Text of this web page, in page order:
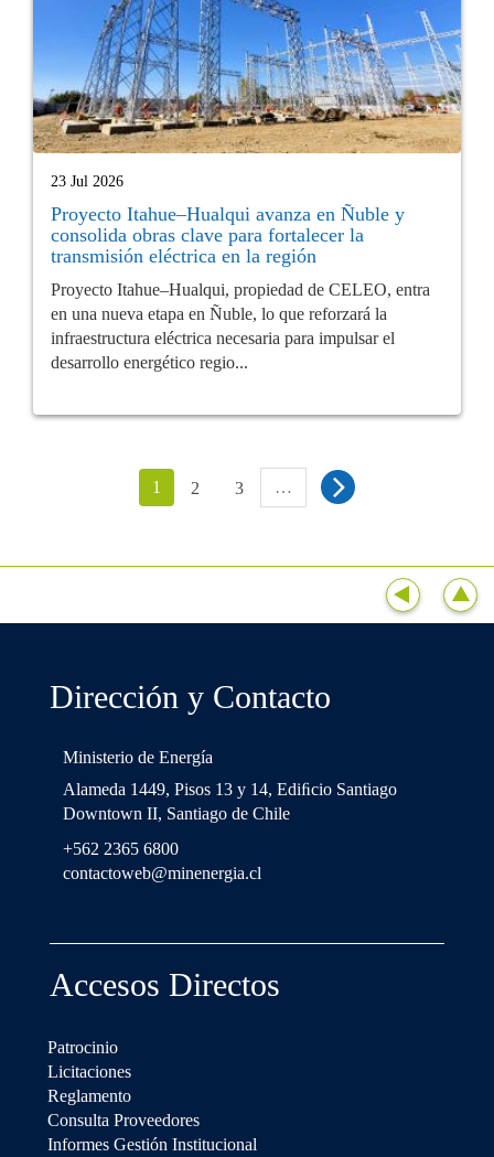
23 Jul 2026
Proyecto Itahue–Hualqui avanza en Ñuble y
consolida obras clave para fortalecer la
transmisión eléctrica en la región
Proyecto Itahue–Hualqui, propiedad de CELEO, entra
en una nueva etapa en Ñuble, lo que reforzará la
infraestructura eléctrica necesaria para impulsar el
desarrollo energético regio...
1 2 3 …
Dirección y Contacto
Ministerio de Energía
Alameda 1449, Pisos 13 y 14, Ediﬁcio Santiago
Downtown II, Santiago de Chile
+562 2365 6800
contactoweb@minenergia.cl
Accesos Directos
Patrocinio
Licitaciones
Reglamento
Consulta Proveedores
Informes Gestión Institucional